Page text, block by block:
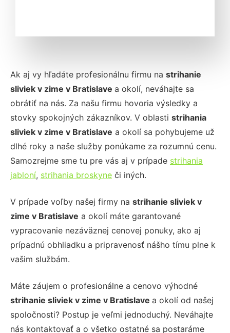
Ak aj vy hľadáte profesionálnu firmu na strihanie
sliviek v zime v Bratislave a okolí, neváhajte sa
obrátiť na nás. Za našu firmu hovoria výsledky a
stovky spokojných zákazníkov. V oblasti strihania
sliviek v zime v Bratislave a okolí sa pohybujeme už
dlhé roky a naše služby ponúkame za rozumnú cenu.
Samozrejme sme tu pre vás aj v prípade strihania
jabloní, strihania broskyne či iných.
V prípade voľby našej firmy na strihanie sliviek v
zime v Bratislave a okolí máte garantované
vypracovanie nezáväznej cenovej ponuky, ako aj
prípadnú obhliadku a pripravenosť nášho tímu plne k
vašim službám.
Máte záujem o profesionálne a cenovo výhodné
strihanie sliviek v zime v Bratislave a okolí od našej
spoločnosti? Postup je veľmi jednoduchý. Neváhajte
nás kontaktovať a o všetko ostatné sa postaráme